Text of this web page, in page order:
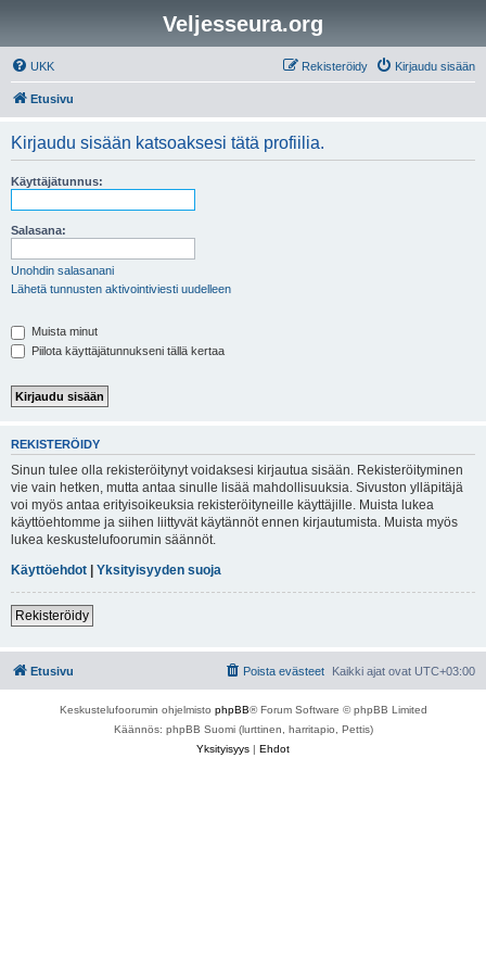
Veljesseura.org
UKK Kirjaudu sisään
Rekisteröidy
Etusivu
Kirjaudu sisään katsoaksesi tätä profiilia.
Käyttäjätunnus:
Salasana:
Unohdin salasanani
Lähetä tunnusten aktivointiviesti uudelleen
Muista minut
Piilota käyttäjätunnukseni tällä kertaa
REKISTERÖIDY
Sinun tulee olla rekisteröitynyt voidaksesi kirjautua sisään. Rekisteröityminen
vie vain hetken, mutta antaa sinulle lisää mahdollisuuksia. Sivuston ylläpitäjä
voi myös antaa erityisoikeuksia rekisteröityneille käyttäjille. Muista lukea
käyttöehtomme ja siihen liittyvät käytännöt ennen kirjautumista. Muista myös
lukea keskustelufoorumin säännöt.
Käyttöehdot | Yksityisyyden suoja
Rekisteröidy
Etusivu Kaikki ajat ovat UTC+03:00
Poista evästeet
Keskustelufoorumin ohjelmisto phpBB® Forum Software © phpBB Limited
Käännös: phpBB Suomi (lurttinen, harritapio, Pettis)
Yksityisyys | Ehdot